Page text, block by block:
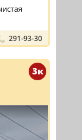
291-93-30
3к